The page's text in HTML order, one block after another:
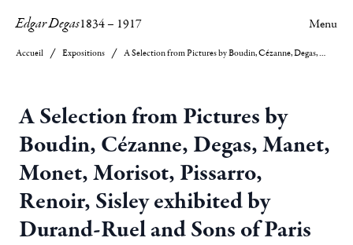
Edgar Degas1834– 1917 Menu
Accueil Expositions A Selection from Pictures by Boudin, Cézanne, Degas, Manet, Monet, Morisot, Pissarro, Renoir, Sisley exhibited by Durand-Ruel and Sons of Paris
A Selection from Pictures by
Boudin, Cézanne, Degas, Manet,
Monet, Morisot, Pissarro,
Renoir, Sisley exhibited by
Durand-Ruel and Sons of Paris